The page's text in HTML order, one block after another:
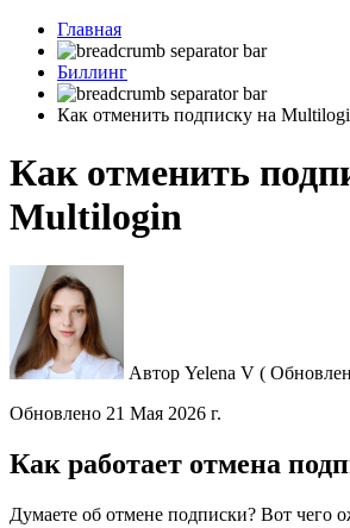
Главная
Биллинг
Как отменить подписку на
Как отменить
Multilogin
Автор Yelena V (
Обновлено 21 Мая 2026 г.
Как работает отмена
Думаете об отмене подписки? Вот чего